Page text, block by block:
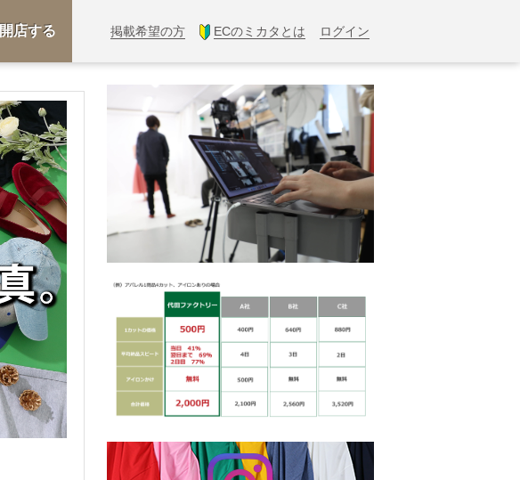
開店する 掲載希望の方 ECのミカタとは ログイン